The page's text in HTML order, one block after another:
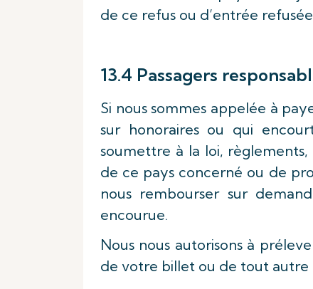
de ce refus ou d’entrée
13.4 Passagers
Si nous sommes appelée à
sur honoraires ou qui
soumettre à la loi,
de ce pays concerné ou de
nous rembourser sur
encourue.
Nous nous autorisons à
de votre billet ou de tout autre